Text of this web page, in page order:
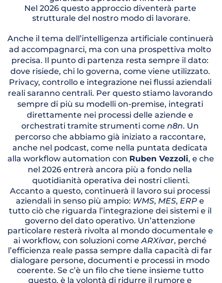
Nel 2026 questo approccio diventerà parte
strutturale del nostro modo di lavorare.
Anche il tema dell’intelligenza artificiale continuerà
ad accompagnarci, ma con una prospettiva molto
precisa. Il punto di partenza resta sempre il dato:
dove risiede, chi lo governa, come viene utilizzato.
Privacy, controllo e integrazione nei flussi aziendali
reali saranno centrali. Per questo stiamo lavorando
sempre di più su modelli on-premise, integrati
direttamente nei processi delle aziende e
orchestrati tramite strumenti come n8n. Un
percorso che abbiamo già iniziato a raccontare,
anche nel podcast, come nella puntata dedicata
alla workflow automation con Ruben Vezzoli, e che
nel 2026 entrerà ancora più a fondo nella
quotidianità operativa dei nostri clienti.
Accanto a questo, continuerà il lavoro sui processi
aziendali in senso più ampio: WMS, MES, ERP e
tutto ciò che riguarda l’integrazione dei sistemi e il
governo del dato operativo. Un’attenzione
particolare resterà rivolta al mondo documentale e
ai workflow, con soluzioni come ARXivar, perché
l’efficienza reale passa sempre dalla capacità di far
dialogare persone, documenti e processi in modo
coerente. Se c’è un filo che tiene insieme tutto
questo, è la volontà di ridurre il rumore e